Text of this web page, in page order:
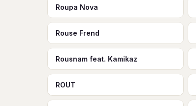
Roupa Nova
Rouse Frend
Rousnam feat. Kamikaz
ROUT